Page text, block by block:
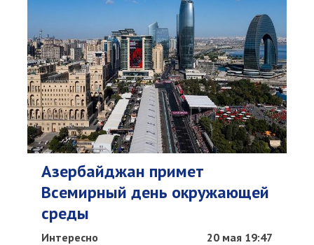
Азербайджан примет
Всемирный день окружающей
среды
Интересно 20 мая 19:47